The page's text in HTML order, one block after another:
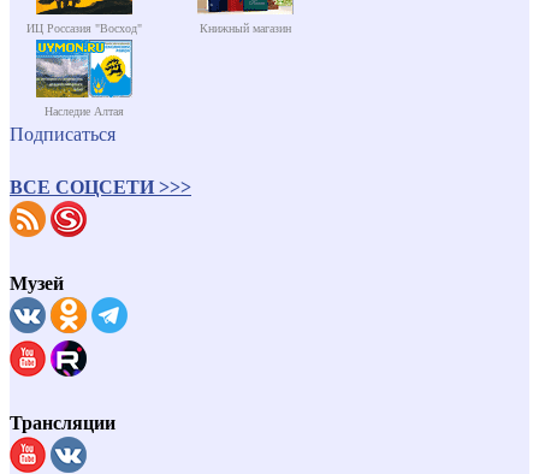
ИЦ Россазия "Восход" Книжный магазин
Наследие Алтая
Подписаться
ВСЕ СОЦСЕТИ >>>
Музей
Трансляции